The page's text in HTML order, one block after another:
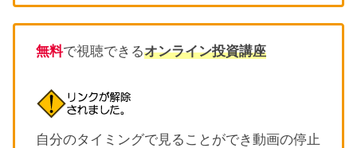
無料で視聴できるオンライン投資講座
自分のタイミングで見ることができ動画の停止